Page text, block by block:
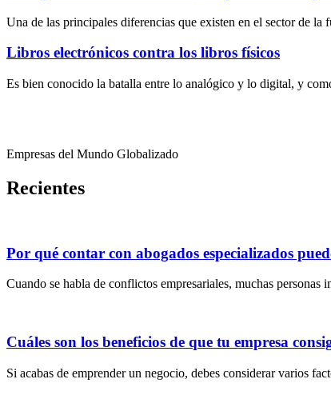
Una de las principales diferencias que existen en el sector de
Libros electrónicos contra los libros físicos
Es bien conocido la batalla entre lo analógico y lo digital, y
Empresas del Mundo Globalizado
Recientes
Por qué contar con abogados especializados
Cuando se habla de conflictos empresariales, muchas
Cuáles son los beneficios de que tu empresa
Si acabas de emprender un negocio, debes considerar varios